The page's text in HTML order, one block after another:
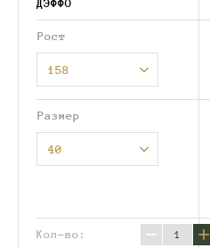
ДЭФФО
Рост
158
Размер
40
Кол-во: − +